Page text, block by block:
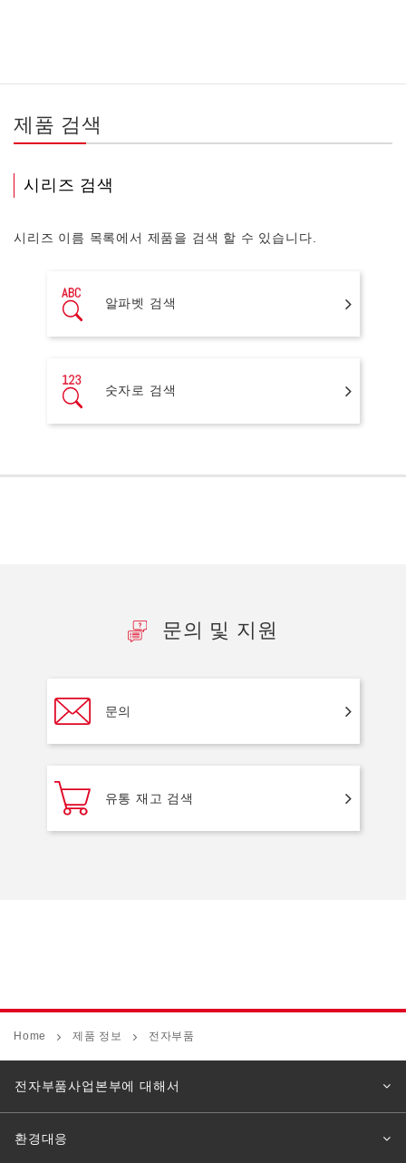
제품 검색
시리즈 검색
시리즈 이름 목록에서 제품을 검색 할 수 있습니다.
알파벳 검색
숫자로 검색
문의 및 지원
문의
유통 재고 검색
Home 제품 정보 전자부품
전자부품사업본부에 대해서
환경대응